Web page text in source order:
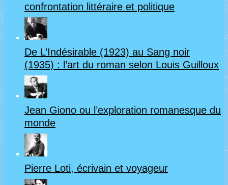
confrontation littéraire et politique
De L’Indésirable (1923) au Sang noir
(1935) : l’art du roman selon Louis Guilloux
Jean Giono ou l’exploration romanesque du
monde
Pierre Loti, écrivain et voyageur